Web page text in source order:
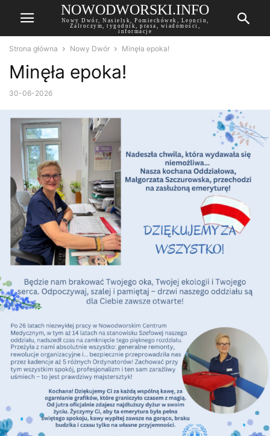
NOWODWORSKI.INFO
Nowy Dwór, Nasielsk, Pomiechówek, Leoncin,
Zalroczym, tygodnik, prasa, wiadomości,
informacje
Strona główna Nowy Dwór Minęła epoka!
Minęła epoka!
30-06-2026